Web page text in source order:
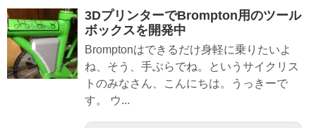
3DプリンターでBrompton用のツール
ボックスを開発中
Bromptonはできるだけ身軽に乗りたいよ
ね、そう、手ぶらでね。というサイクリス
トのみなさん、こんにちは。うっきーで
す。 ウ...